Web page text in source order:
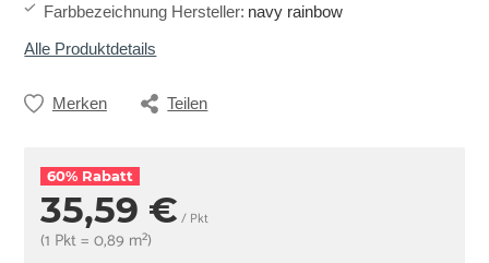
Farbbezeichnung Hersteller: navy rainbow
Alle Produktdetails
Merken Teilen
60% Rabatt
35,59 € / Pkt
(1 Pkt = 0,89 m²)